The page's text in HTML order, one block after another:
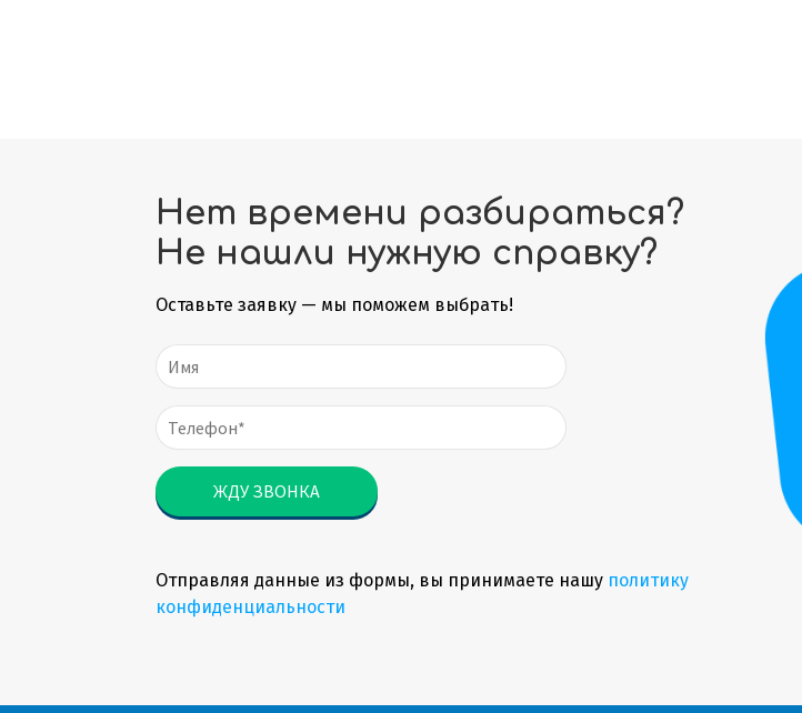
Нет времени разбираться?
Не нашли нужную справку?
Оставьте заявку — мы поможем выбрать!
Отправляя данные из формы, вы принимаете нашу политику
конфиденциальности